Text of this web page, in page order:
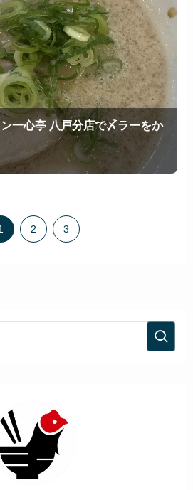
一心亭 八戸分店で〆ラーをか
2 3